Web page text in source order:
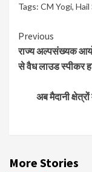
Tags: CM Yogi, Hail
Continue
Reading
Previous
राज्य अल्पसंख्यक
से वैध लाउड स्पीकर
अब मैदानी
More Stories